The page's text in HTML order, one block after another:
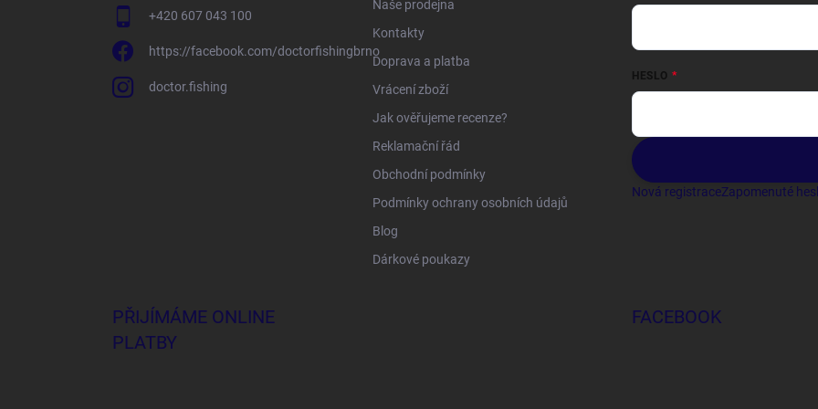
+420 607 043 100
https://facebook.com/doctorfishingbrno
doctor.fishing
Naše prodejna
Kontakty
Doprava a platba
Vrácení zboží
Jak ověřujeme recenze?
Reklamační řád
Obchodní podmínky
Podmínky ochrany osobních údajů
Blog
Dárkové poukazy
HESLO
Nová registraceZapomenuté
PŘIJÍMÁME ONLINE
PLATBY
FACEBOOK